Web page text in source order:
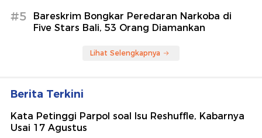
#5
Bareskrim Bongkar Peredaran Narkoba di
Five Stars Bali, 53 Orang Diamankan
Lihat Selengkapnya
Berita Terkini
Kata Petinggi Parpol soal Isu Reshuffle, Kabarnya
Usai 17 Agustus